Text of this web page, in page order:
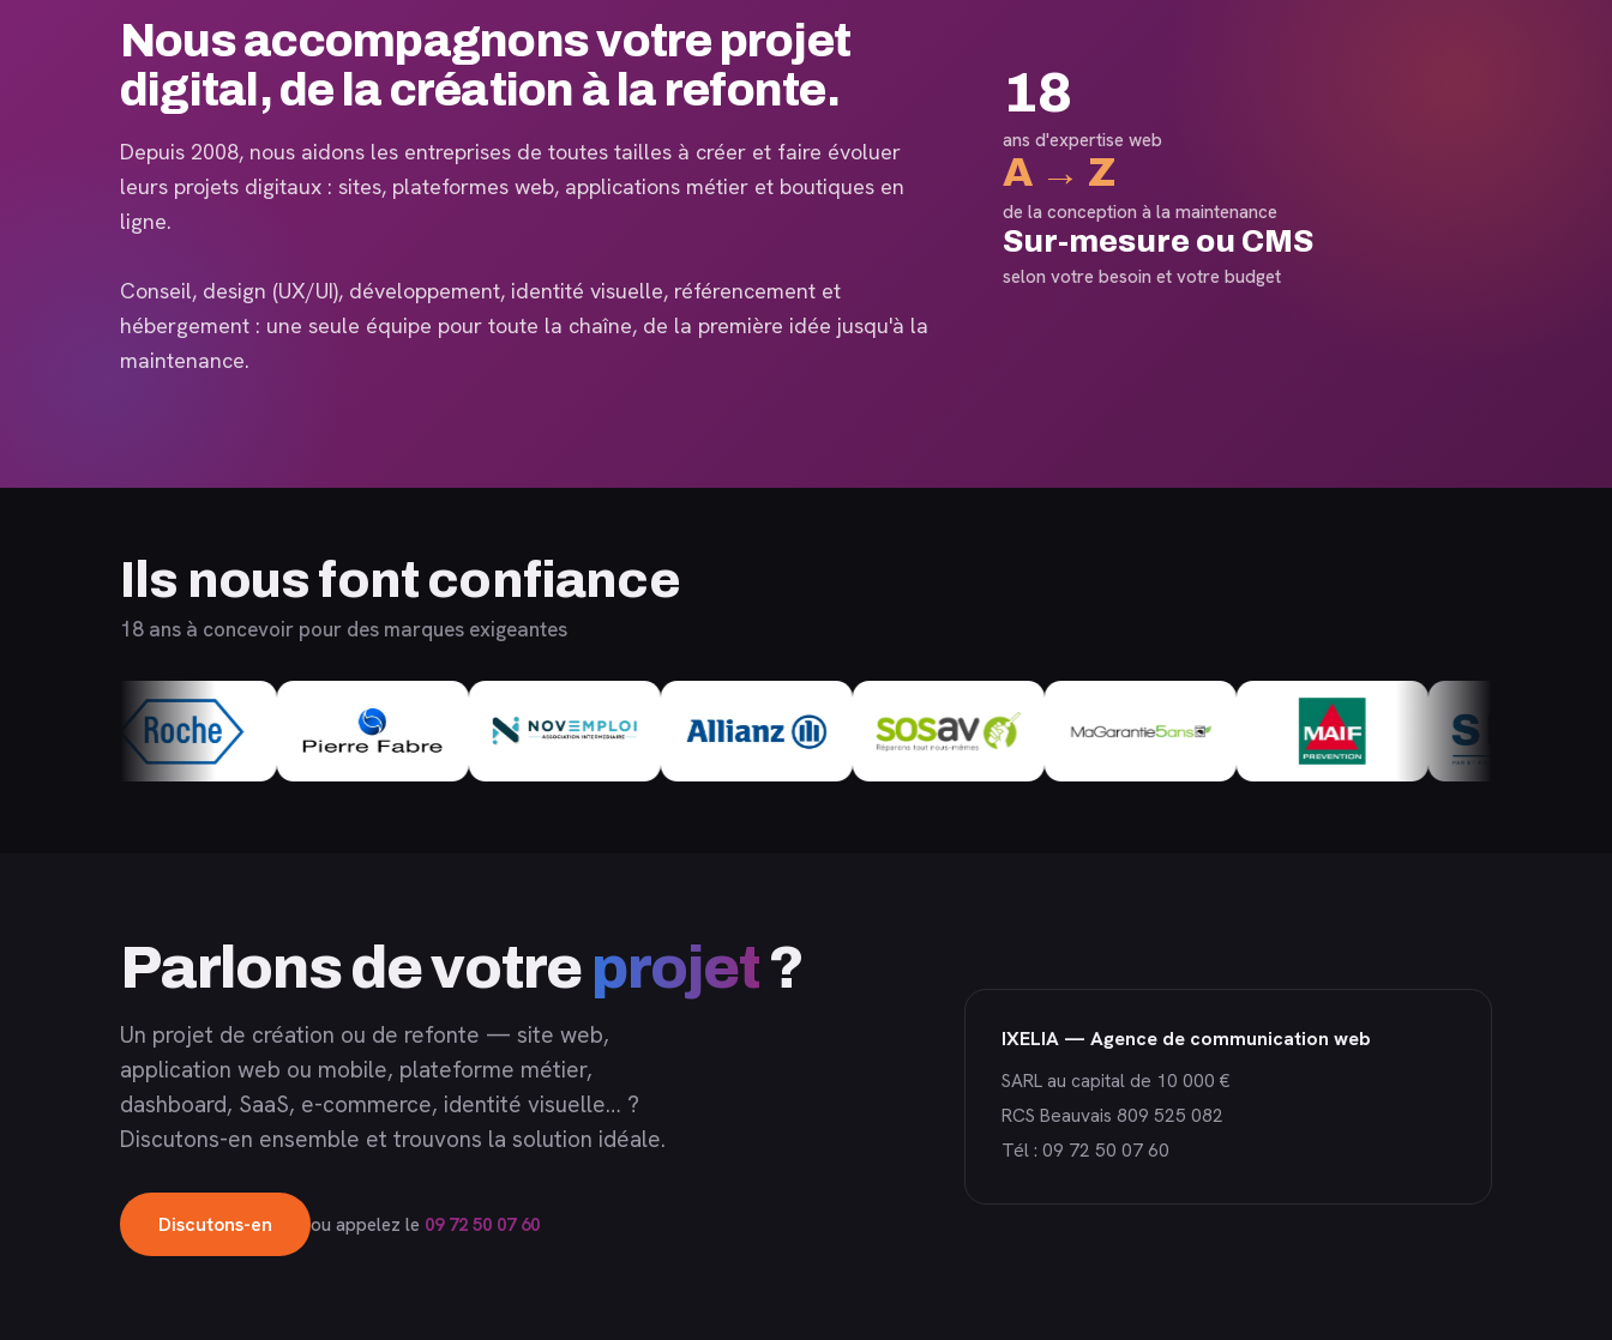
Nous accompagnons votre projet
digital, de la création à la refonte.
Depuis 2008, nous aidons les entreprises de toutes tailles à créer et faire évoluer
leurs projets digitaux : sites, plateformes web, applications métier et boutiques en
ligne.
Conseil, design (UX/UI), développement, identité visuelle, référencement et
hébergement : une seule équipe pour toute la chaîne, de la première idée jusqu'à la
maintenance.
18
ans d'expertise web
A → Z
de la conception à la maintenance
Sur-mesure ou CMS
selon votre besoin et votre budget
Ils nous font confiance
18 ans à concevoir pour des marques exigeantes
Parlons de votre projet?
Un projet de création ou de refonte — site web,
application web ou mobile, plateforme métier,
dashboard, SaaS, e-commerce, identité visuelle… ?
Discutons-en ensemble et trouvons la solution idéale.
Discutons-en ou appelez le 09 72 50 07 60
IXELIA — Agence de communication web
SARL au capital de 10 000 €
RCS Beauvais 809 525 082
Tél : 09 72 50 07 60